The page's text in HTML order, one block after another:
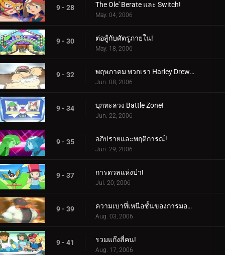
9 - 28 The Ole' Berate และ Switch!
May. 04, 2006
9 - 30 ต่อสู้กับศัตรูภายใน!
May. 18, 2006
9 - 32 พฤษภาคม พวกเรา Harley Drew'd Ya!
Jun. 08, 2006
9 - 34 บุกทะลวง Battle Zone!
Jun. 22, 2006
9 - 35 อภิปรายและพฤติการณ์!
Jun. 29, 2006
9 - 37 การดวลแห่งป่า!
Jul. 20, 2006
9 - 39 ความเบาที่เหนือชั้นของการมองเห็น!
Aug. 03, 2006
9 - 41 รวมแก๊งสี่คน!
Aug. 17, 2006